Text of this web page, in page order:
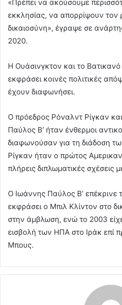
«Πρέπει να ακούσουμε
εκκλησίας, να απορρίψουν τον
δικαιοσύνη», έγραψε σε
2020.
Η Ουάσινγκτον και το
εκφράσει κοινές πολιτικές
έχουν διαφωνήσει.
Ο πρόεδρος Ρόναλντ Ρίγκαν
Παύλος Β’ ήταν ένθερμοι
διαφωνούσαν για τη διάδοση
Ρίγκαν ήταν ο πρώτος
πλήρεις διπλωματικές σχέσεις
Ο Ιωάννης Παύλος Β’ επέκρινε
εκφράσει ο Μπιλ Κλίντον στο
στην άμβλωση, ενώ το 2003
εισβολή των ΗΠΑ στο Ιράκ επί
Μπους.